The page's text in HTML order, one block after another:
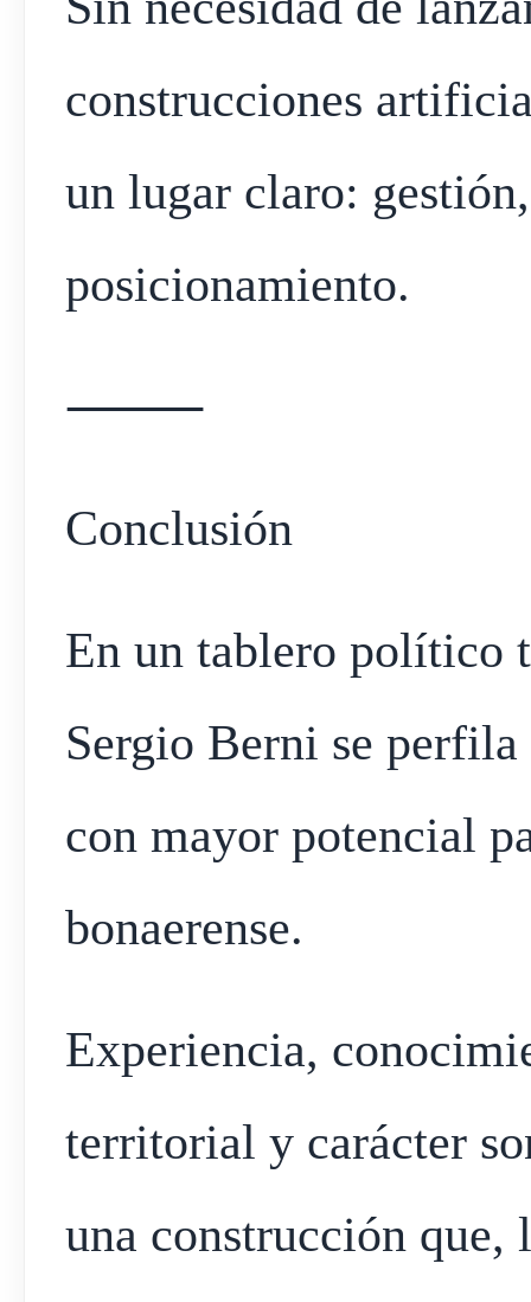
construcciones
un lugar claro:
posicionamiento.
⸻
Conclusión
En un tablero político
Sergio Berni se
con mayor potencial
bonaerense.
Experiencia,
territorial y carácter
una construcción que,